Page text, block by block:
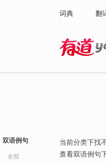
词典 翻
双语例句
全部
当前分类下找
查看双语例句